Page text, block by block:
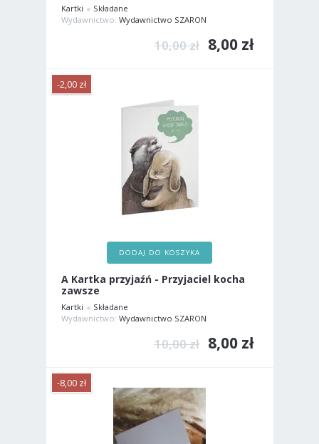
Kartki
Składane
Wydawnictwo: Wydawnictwo SZARON
10,00 zł 8,00 zł
-2,00 zł
DODAJ DO KOSZYKA
A Kartka przyjaźń - Przyjaciel kocha
zawsze
Kartki
Składane
Wydawnictwo: Wydawnictwo SZARON
10,00 zł 8,00 zł
-8,00 zł